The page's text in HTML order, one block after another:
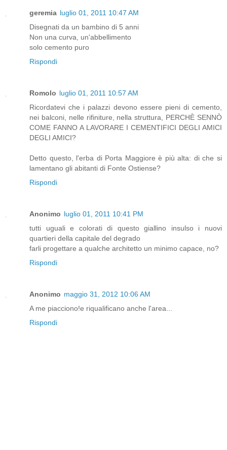
geremia luglio 01, 2011 10:47 AM
Disegnati da un bambino di 5 anni
Non una curva, un'abbellimento
solo cemento puro
Rispondi
Romolo luglio 01, 2011 10:57 AM
Ricordatevi che i palazzi devono essere pieni di cemento,
nei balconi, nelle rifiniture, nella struttura, PERCHÈ SENNÒ
COME FANNO A LAVORARE I CEMENTIFICI DEGLI AMICI
DEGLI AMICI?
Detto questo, l'erba di Porta Maggiore è più alta: di che si
lamentano gli abitanti di Fonte Ostiense?
Rispondi
Anonimo luglio 01, 2011 10:41 PM
tutti uguali e colorati di questo giallino insulso i nuovi
quartieri della capitale del degrado
farli progettare a qualche architetto un minimo capace, no?
Rispondi
Anonimo maggio 31, 2012 10:06 AM
A me piacciono!e riqualificano anche l'area...
Rispondi